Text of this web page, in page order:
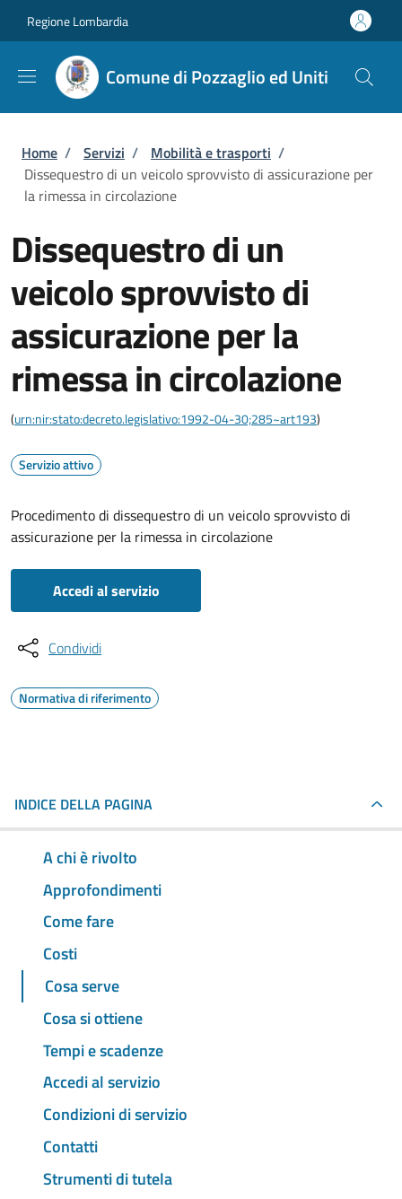
Regione Lombardia
Comune di Pozzaglio ed Uniti
Briciole di pane
Home / Servizi / Mobilità e trasporti /
Dissequestro di un veicolo sprovvisto di assicurazione per
la rimessa in circolazione
Dissequestro di un
veicolo sprovvisto di
assicurazione per la
rimessa in circolazione
(urn:nir:stato:decreto.legislativo:1992-04-30;285~art193)
Servizio attivo
Procedimento di dissequestro di un veicolo sprovvisto di
assicurazione per la rimessa in circolazione
Accedi al servizio
Condividi
Normativa di riferimento
INDICE DELLA PAGINA
A chi è rivolto
Approfondimenti
Come fare
Costi
Cosa serve
Cosa si ottiene
Tempi e scadenze
Accedi al servizio
Condizioni di servizio
Contatti
Strumenti di tutela